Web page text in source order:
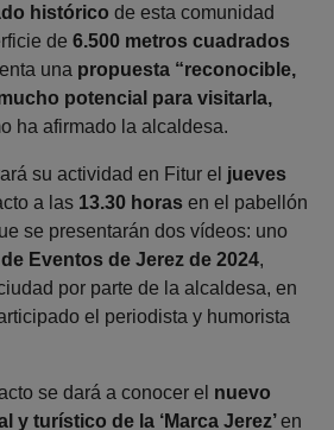
histórico de esta comunidad
de 6.500 metros cuadrados
una propuesta “reconocible,
potencial para visitarla,
ha afirmado la alcaldesa.
su actividad en Fitur el jueves
a las 13.30 horas en el pabellón
se presentarán dos vídeos: uno
Eventos de Jerez de 2024,
por parte de la alcaldesa, en
el periodista y humorista
se dará a conocer el nuevo
y turístico de la ‘Marca Jerez’en